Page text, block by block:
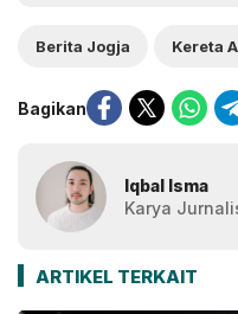
Berita Jogja Kereta
Bagikan
Iqbal Isma
Karya
ARTIKEL TERKAIT